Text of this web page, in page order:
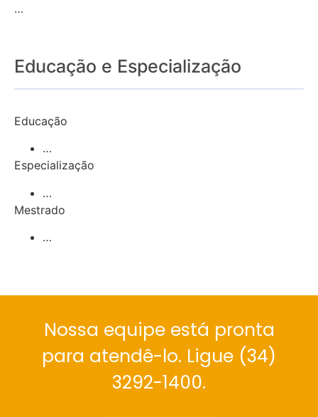
…
Educação e Especialização
Educação
…
Especialização
…
Mestrado
…
Nossa equipe está pronta
para atendê-lo. Ligue (34)
3292-1400.